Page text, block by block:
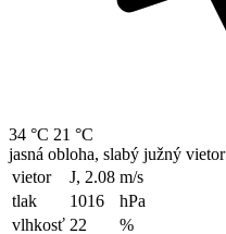
34 °C 21 °C
jasná obloha, slabý južný vietor
vietor
J, 2.08 m/s
tlak
1016
hPa
vlhkosť 22
%